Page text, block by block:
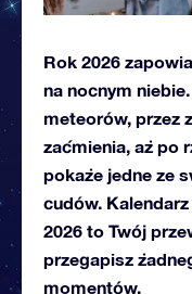
Rok 2026
na nocnym
meteorów, przez
zaćmienia, aż po
pokaże jedne ze
cudów.
2026 to Twój
przegapisz
momentów.